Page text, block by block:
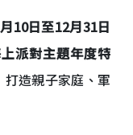
10日至12月31日
派對主題年度特
打造親子家庭、軍